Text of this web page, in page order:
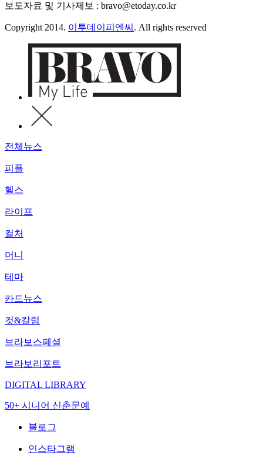
보도자료 및 기사제보 : bravo@etoday.co.kr
Copyright 2014. 이투데이피엔씨 . All rights reserved
전체뉴스
피플
헬스
라이프
컬처
머니
테마
카드뉴스
컷&칼럼
브라보스페셜
브라보리포트
DIGITAL LIBRARY
50+ 시니어 신춘문예
블로그
인스타그램